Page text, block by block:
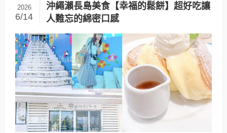
沖繩瀨長島美食【幸福的鬆餅】超好吃讓
人難忘的綿密口感
2026
6/14